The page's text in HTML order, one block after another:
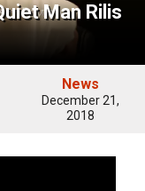
Man Rilis
News
December 21,
2018